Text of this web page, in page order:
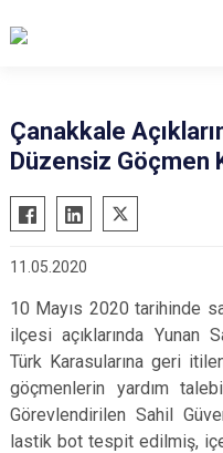
Çanakkale
Düzensiz Göçmen
11.05.2020
10 Mayıs 2020 tarihinde
ilçesi açıklarında Yunan
Türk Karasularına geri
göçmenlerin yardım
Görevlendirilen Sahil
lastik bot tespit edilmiş,